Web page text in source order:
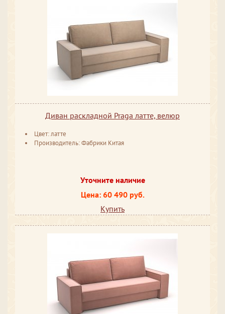
Диван раскладной Praga латте, велюр
Цвет: латте
Производитель: Фабрики Китая
Уточните наличие
Цена: 60 490 руб.
Купить